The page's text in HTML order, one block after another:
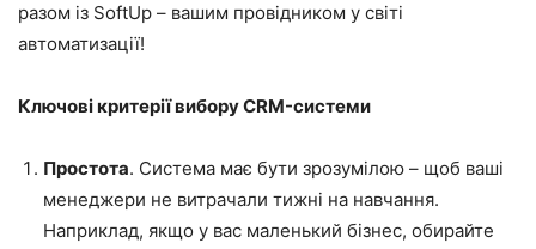
разом із SoftUp – вашим провідником у світі
автоматизації!
Ключові критерії вибору CRM-системи
Простота. Система має бути зрозумілою – щоб ваші
менеджери не витрачали тижні на навчання.
Наприклад, якщо у вас маленький бізнес, обирайте